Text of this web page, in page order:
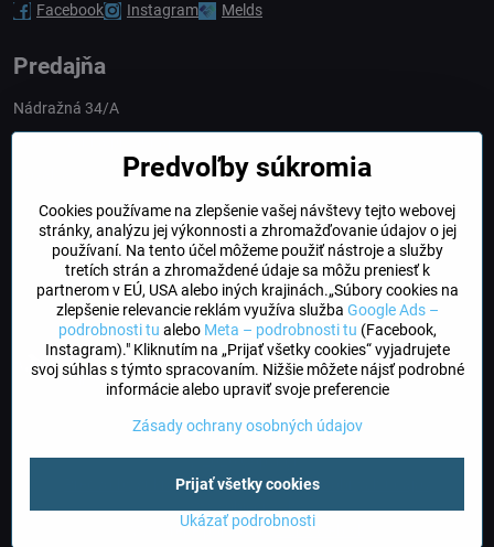
Facebook Instagram Melds
Predajňa
Nádražná 34/A
obchod​@northline​.sk
Otváracie hodiny
PO, UT, STR, ŠT: 9.00 - 17.00
PIA: 8.00 - 16.00
DogFriendly
Psíky sú u nás vítané
©2026Copyright
Predvoľby súkromiaZásady ochrany osobných údajov
Stav objednávky
Vytvorené pomocou:BiznisWeb.sk
Predvoľby súkromia
Cookies používame na zlepšenie vašej návštevy tejto webovej
stránky, analýzu jej výkonnosti a zhromažďovanie údajov o jej
používaní. Na tento účel môžeme použiť nástroje a služby
tretích strán a zhromaždené údaje sa môžu preniesť k
partnerom v EÚ, USA alebo iných krajinách.„Súbory cookies na
zlepšenie relevancie reklám využíva služba Google Ads –
podrobnosti tu alebo Meta – podrobnosti tu (Facebook,
Instagram)." Kliknutím na „Prijať všetky cookies“ vyjadrujete
svoj súhlas s týmto spracovaním. Nižšie môžete nájsť podrobné
informácie alebo upraviť svoje preferencie
Zásady ochrany osobných údajov
Ukázať podrobnosti
Prijať všetky cookies